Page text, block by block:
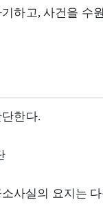
하고, 사건을 수
한다.
사실의 요지는